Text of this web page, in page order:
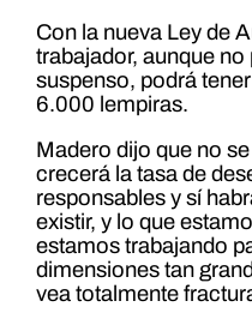
Con la nueva Ley de
trabajador, aunque
suspenso, podrá
6.000 lempiras.
Madero dijo que no
crecerá la tasa de
responsables y sí
existir, y lo que
estamos trabajando
dimensiones tan
vea totalmente